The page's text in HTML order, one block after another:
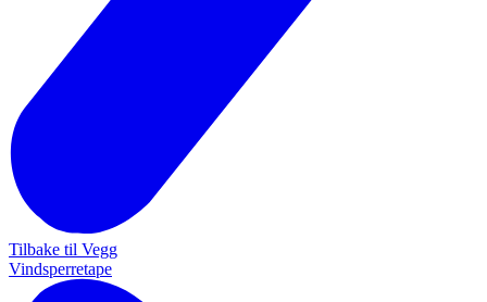
Tilbake til Vegg
Vindsperretape